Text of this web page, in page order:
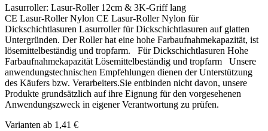
Lasurroller: Lasur-Roller 12cm & 3K-Griff lang
CE Lasur-Roller Nylon CE Lasur-Roller Nylon für
Dickschichtlasuren Lasurroller für Dickschichtlasuren auf glatten
Untergründen. Der Roller hat eine hohe Farbaufnahmekapazität, ist
lösemittelbeständig und tropfarm. Für Dickschichtlasuren Hohe
Farbaufnahmekapazität Lösemittelbeständig und tropfarm Unsere
anwendungstechnischen Empfehlungen dienen der Unterstützung
des Käufers bzw. Verarbeiters.Sie entbinden nicht davon, unsere
Produkte grundsätzlich auf ihre Eignung für den vorgesehenen
Anwendungszweck in eigener Verantwortung zu prüfen.
Varianten ab 1,41 €